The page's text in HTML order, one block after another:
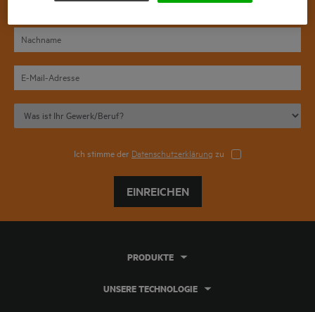
Ich stimme der Datenschutzerklärung zu
EINREICHEN
PRODUKTE
UNSERE TECHNOLOGIE